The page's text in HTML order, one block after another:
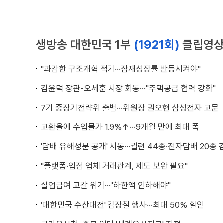
생방송 대한민국 1부 (1921회) 클립영
"과감한 구조개혁 적기···잠재성장률 반등시켜야"
김윤덕 장관-오세훈 시장 회동···"주택공급 협력 강화"
7기 중장기전략위 출범···위원장 권오현 삼성전자 고문
고환율에 수입물가 1.9%↑···9개월 만에 최대 폭
'담배 유해성분 공개' 시동···궐련 44종·전자담배 20종
"플랫폼·입점 업체 거래관계, 제도 보완 필요"
실업급여 고갈 위기···"하한액 인하해야"
'대한민국 수산대전' 김장철 행사···최대 50% 할인